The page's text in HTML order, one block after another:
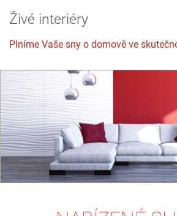
Živé interiéry
Plníme Vaše sny o domově ve